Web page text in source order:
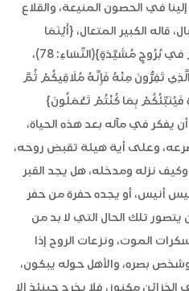
في الحصون المنيعة، والقلاع
الكبير المتعال، {أَيْنَمَا
تَكُونُوا يُدْرِكْكُمُ الْمَوْتُ وَلَوْ كُنْتُمْ في بُرُوجٍ مُشَيَّدَةٍ}(النِّسَاءِ: 78)،
تَفِرُّونَ مِنْهُ فَإِنَّهُ مُلَاقِيكُمْ ثُمَّ
فَيُنَبِّئُكُمْ بِمَا كُنْتُمْ تَعْمَلُونَ}
أن يفكر في مآله بعد هذه الحياة،
وعلى أية هيئة تقبض روحه،
نزله ومدخله، هل يجد القبر
أنيس، أو يجده حفرة من حفر
تلك الحال التي لا بد من
الموت، ونزعات الروح إذا
بصره، والأهل حوله يبكون،
الخزائن مكنوز، فلا يخرج حينئذ إلا